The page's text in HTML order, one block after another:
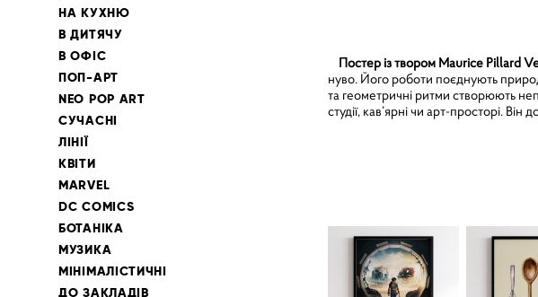
НА КУХНЮ
В ДИТЯЧУ
В ОФІС
ПОП-АРТ
NEO POP ART
СУЧАСНІ
ЛІНІЇ
КВІТИ
MARVEL
DC COMICS
БОТАНІКА
МУЗИКА
МІНІМАЛІСТИЧНІ
ДО ЗАКЛАДІВ
Постер із твором Maurice Pillard
нуво. Його роботи поєднують
та геометричні ритми створюють
студії, кав’ярні чи арт-просторі. Він